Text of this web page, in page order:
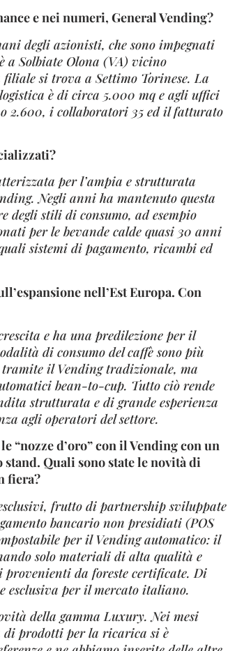
e nei numeri, General Vending?
degli azionisti, che sono impegnati
a Solbiate Olona (VA) vicino
si trova a Settimo Torinese. La
è di circa 5.000 mq e agli uffici
2.600, i collaboratori 35 ed il fatturato
per l’ampia e strutturata
Negli anni ha mantenuto questa
degli stili di consumo, ad esempio
per le bevande calde quasi 30 anni
sistemi di pagamento, ricambi ed
nell’Est Europa. Con
e ha una predilezione per il
di consumo del caffè sono più
il Vending tradizionale, ma
bean-to-cup. Tutto ciò rende
strutturata e di grande esperienza
agli operatori del settore.
“nozze d’oro” con il Vending con un
Quali sono state le novità di
fiera?
frutto di partnership sviluppate
bancario non presidiati (POS
per il Vending automatico: il
solo materiali di alta qualità e
da foreste certificate. Di
per il mercato italiano.
della gamma Luxury. Nei mesi
prodotti per la ricarica si è